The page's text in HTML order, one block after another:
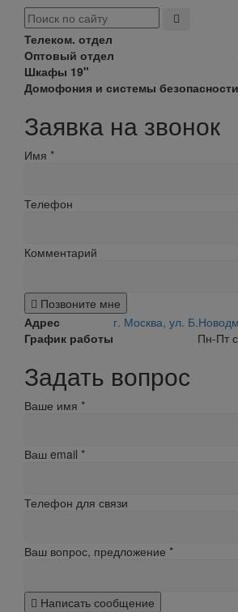
Телеком. отдел
Оптовый отдел
Шкафы 19"
Домофония и системы безопасности
Заявка на звонок
Имя *
Телефон
Комментарий
Позвоните мне
Адрес
г. Москва, ул.
График работы
Пн-Пт
Задать вопрос
Ваше имя *
Ваш email *
Телефон для связи
Ваш вопрос, предложение *
Написать сообщение